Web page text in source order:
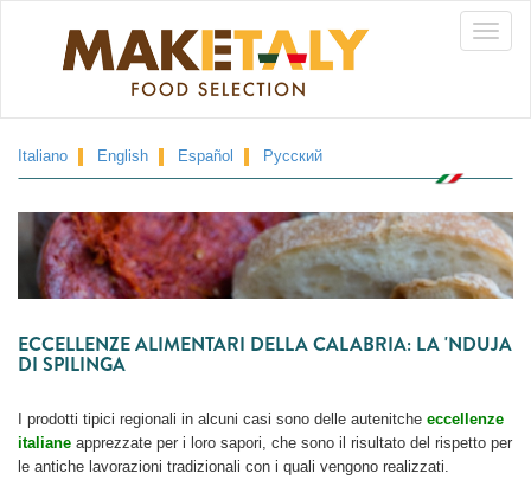
contenuto
principale
Toggle
Italiano English Español Русский
ECCELLENZE ALIMENTARI DELLA CALABRIA: LA 'NDUJA
DI SPILINGA
I prodotti tipici regionali in alcuni casi sono delle autenitche eccellenze
italiane apprezzate per i loro sapori, che sono il risultato del rispetto per
le antiche lavorazioni tradizionali con i quali vengono realizzati.